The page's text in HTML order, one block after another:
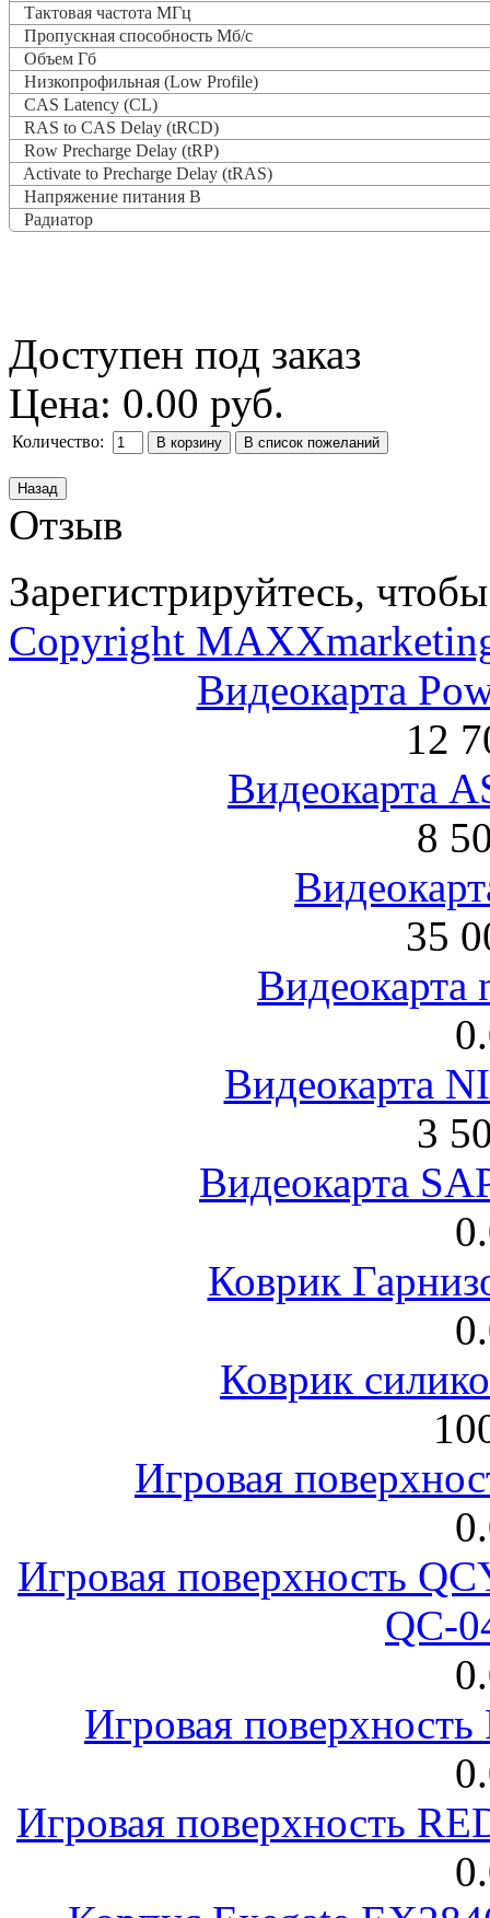
Тактовая частота МГц
Пропускная способность Мб/с
Объем Гб
Низкопрофильная (Low Profile)
CAS Latency (CL)
RAS to CAS Delay (tRCD)
Row Precharge Delay (tRP)
Activate to Precharge Delay (tRAS)
Напряжение питания В
Радиатор
Доступен под заказ
Цена: 0.00 руб.
Количество:
Отзыв
Зарегистрируйтесь,
Copyright
Видеокарта
12
Видеокарта
8
35
Видеокарта
Видеокарта
3
Видеокарта
Коврик
Коврик
Игровая
Игровая поверхность
QC-
Игровая
Игровая поверхность